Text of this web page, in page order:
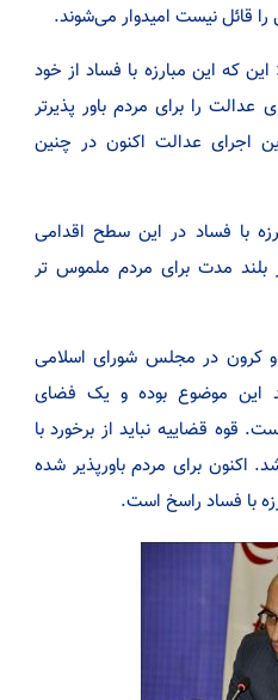
را قائل نیست امیدوار می‌شوند.
که این مبارزه با فساد از خود
را برای مردم باور پذیرتر
عدالت اکنون در چنین
با فساد در این سطح اقدامی
مدت برای مردم ملموس تر
و کرون در مجلس شورای اسلامی
این موضوع بوده و یک فضای
قوه قضاییه نباید از برخورد با
اکنون برای مردم باورپذیر شده
با فساد راسخ است.